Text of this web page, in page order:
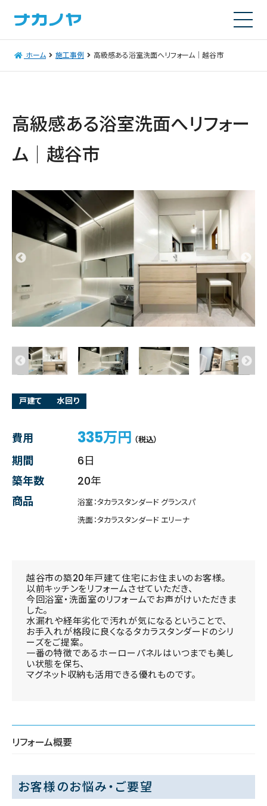
ホーム 施工事例 高級感ある浴室洗面へリフォーム｜越谷市
高級感ある浴室洗面へリフォー
ム｜越谷市
戸建て 水回り
費用 335万円 （税込）
期間
6日
築年数
20年
商品
浴室：タカラスタンダード グランスパ
洗面：タカラスタンダード エリーナ
越谷市の築20年戸建て住宅にお住まいのお客様。
以前キッチンをリフォームさせていただき、
今回浴室・洗面室のリフォームでお声がけいただきま
した。
水漏れや経年劣化で汚れが気になるということで、
お手入れが格段に良くなるタカラスタンダードのシリ
ーズをご提案。
一番の特徴であるホーローパネルはいつまでも美し
い状態を保ち、
マグネット収納も活用できる優れものです。
リフォーム概要
お客様のお悩み・ご要望